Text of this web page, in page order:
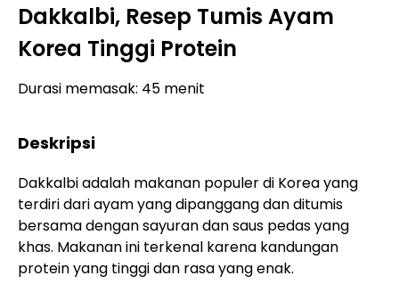
Dakkalbi, Resep Tumis Ayam
Korea Tinggi Protein
Durasi memasak: 45 menit
Deskripsi
Dakkalbi adalah makanan populer di Korea yang
terdiri dari ayam yang dipanggang dan ditumis
bersama dengan sayuran dan saus pedas yang
khas. Makanan ini terkenal karena kandungan
protein yang tinggi dan rasa yang enak.